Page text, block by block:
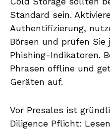
Standard sein.
Authentifizierung,
Börsen und prüfen Sie
Phishing-Indikatoren.
Phrasen offline und
Geräten auf.
Vor Presales ist
Diligence Pflicht: